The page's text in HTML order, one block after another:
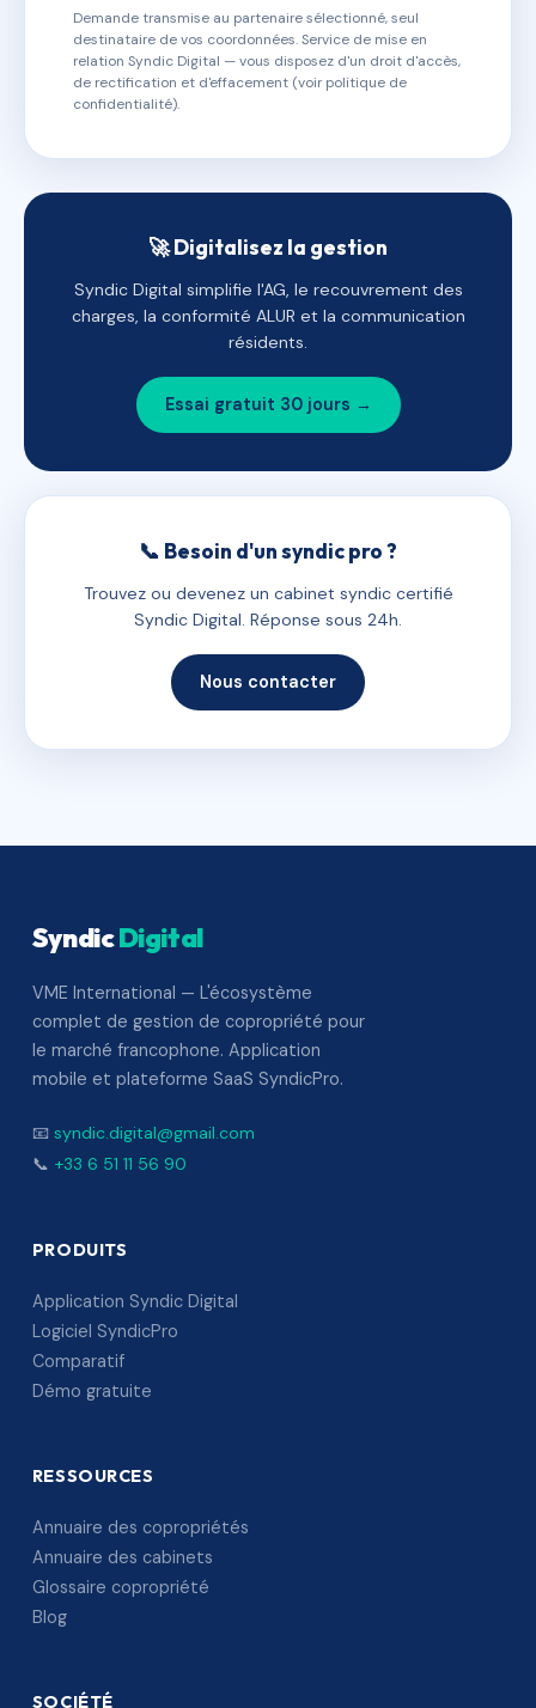
Demande transmise au partenaire sélectionné, seul
destinataire de vos coordonnées. Service de mise en
relation Syndic Digital — vous disposez d'un droit d'accès,
de rectification et d'effacement (voir politique de
confidentialité).
🚀 Digitalisez la gestion
Syndic Digital simplifie l'AG, le recouvrement des
charges, la conformité ALUR et la communication
résidents.
Essai gratuit 30 jours →
📞 Besoin d'un syndic pro ?
Trouvez ou devenez un cabinet syndic certifié
Syndic Digital. Réponse sous 24h.
Nous contacter
SyndicDigital
VME International — L'écosystème
complet de gestion de copropriété pour
le marché francophone. Application
mobile et plateforme SaaS SyndicPro.
📧 syndic.digital@gmail.com
📞 +33 6 51 11 56 90
PRODUITS
Application Syndic Digital
Logiciel SyndicPro
Comparatif
Démo gratuite
RESSOURCES
Annuaire des copropriétés
Annuaire des cabinets
Glossaire copropriété
Blog
SOCIÉTÉ